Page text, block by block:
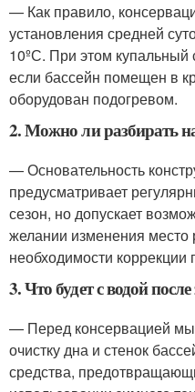
— Как правило,
установления средней
10ºС. При этом купальный
если бассейн помещен в
оборудован подогревом.
2. Можно ли разбирать
— Основательность
предусматривает
сезон, но допускает
желании изменения
необходимости коррекции
3. Что будет с водой
— Перед консервацией
очистку дна и стенок
средства,